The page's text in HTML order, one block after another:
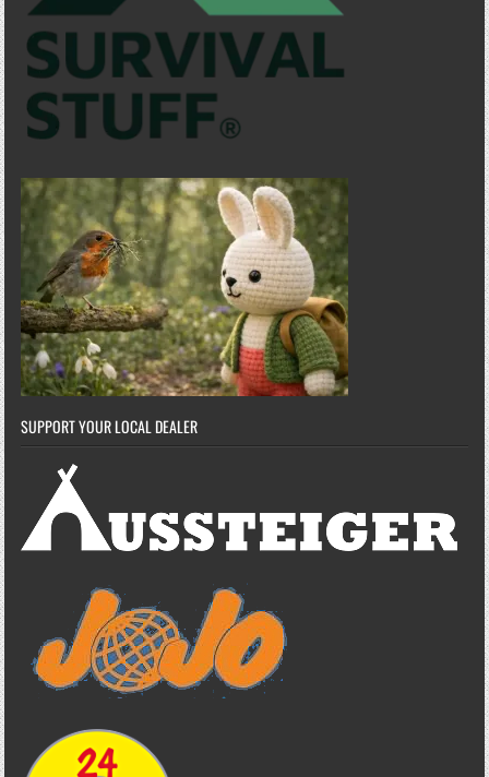
SUPPORT YOUR LOCAL DEALER